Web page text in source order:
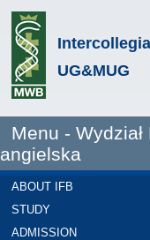
UG&MUG
Menu -
angielska
ABOUT IFB
STUDY
ADMISSION